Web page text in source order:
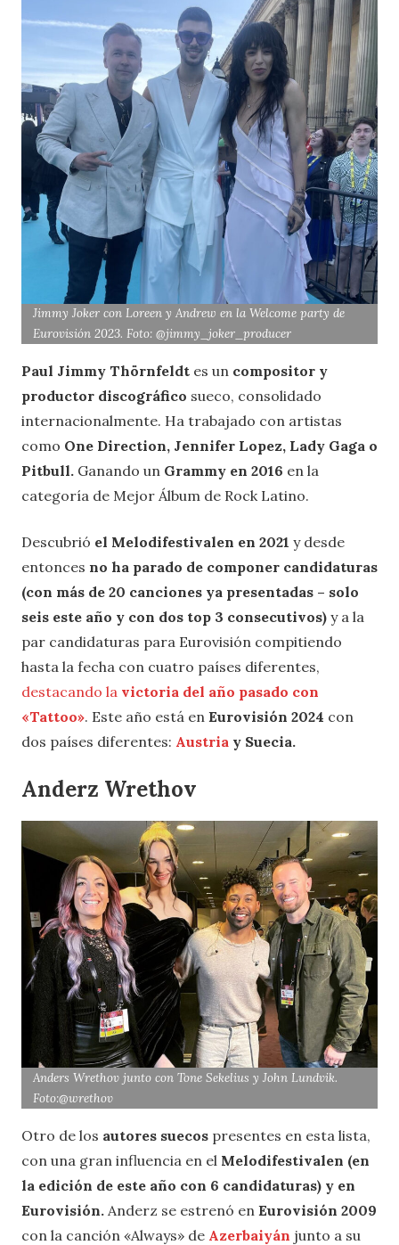
Jimmy Joker con Loreen y Andrew en la Welcome party de
Eurovisión 2023. Foto: @jimmy_joker_producer
Paul Jimmy Thörnfeldt es un compositor y
productor discográfico sueco, consolidado
internacionalmente. Ha trabajado con artistas
como One Direction, Jennifer Lopez, Lady Gaga o
Pitbull. Ganando un Grammy en 2016 en la
categoría de Mejor Álbum de Rock Latino.
Descubrió el Melodifestivalen en 2021 y desde
entonces no ha parado de componer candidaturas
(con más de 20 canciones ya presentadas – solo
seis este año y con dos top 3 consecutivos) y a la
par candidaturas para Eurovisión compitiendo
hasta la fecha con cuatro países diferentes,
destacando la victoria del año pasado con
«Tattoo». Este año está en Eurovisión 2024 con
dos países diferentes: Austria y Suecia.
Anderz Wrethov
Anders Wrethov junto con Tone Sekelius y John Lundvik.
Foto:@wrethov
Otro de los autores suecos presentes en esta lista,
con una gran influencia en el Melodifestivalen (en
la edición de este año con 6 candidaturas) y en
Eurovisión. Anderz se estrenó en Eurovisión 2009
con la canción «Always» de Azerbaiyán junto a su